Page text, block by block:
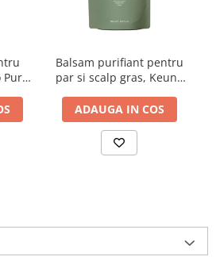
Balsam purifiant pentru
par si scalp gras, Keune
400 ml
ADAUGA IN COS